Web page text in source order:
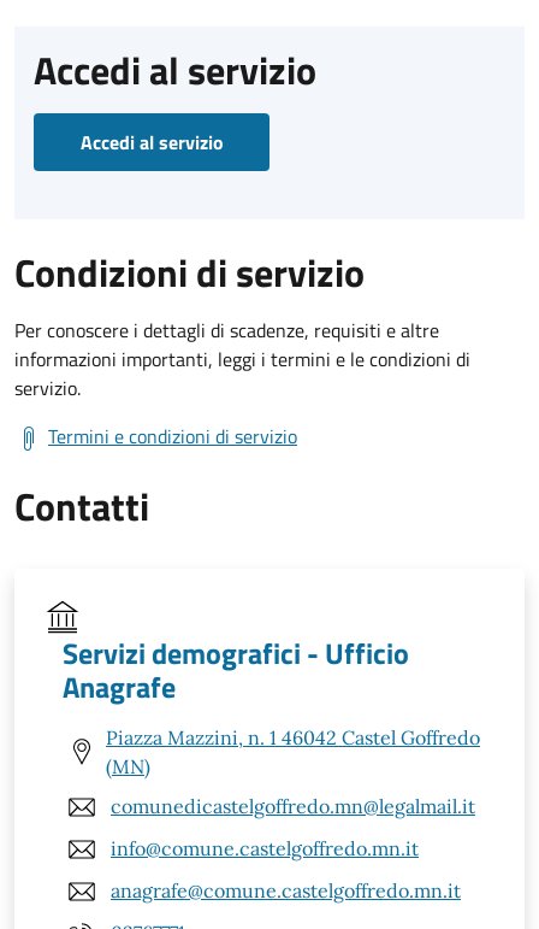
Accedi al servizio
Accedi al servizio
Condizioni di servizio
Per conoscere i dettagli di scadenze, requisiti e altre
informazioni importanti, leggi i termini e le condizioni di
servizio.
Termini e condizioni di servizio
Contatti
Servizi demografici - Ufficio
Anagrafe
Piazza Mazzini, n. 1 46042 Castel Goffredo
(MN)
comunedicastelgoffredo.mn@legalmail.it
info@comune.castelgoffredo.mn.it
anagrafe@comune.castelgoffredo.mn.it